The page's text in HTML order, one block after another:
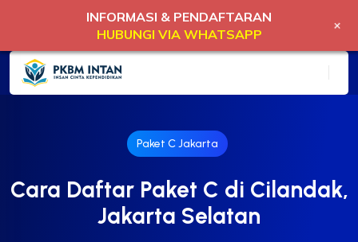
Paket C Jakarta
Cara Daftar Paket C di Cilandak,
Jakarta Selatan
INFORMASI & PENDAFTARAN
HUBUNGI VIA WHATSAPP
+